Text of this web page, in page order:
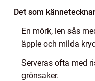
Det som
En mörk, len sås
äpple och milda
Serveras ofta med
grönsaker.